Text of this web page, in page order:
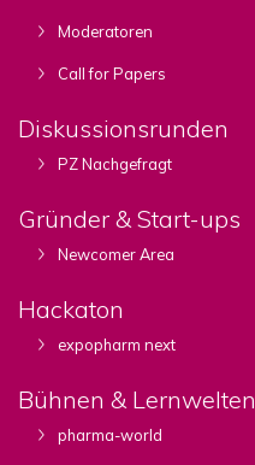
Moderatoren
Call for Papers
Diskussionsrunden
PZ Nachgefragt
Gründer & Start-ups
Newcomer Area
Hackaton
expopharm next
Bühnen & Lernwelten
pharma-world